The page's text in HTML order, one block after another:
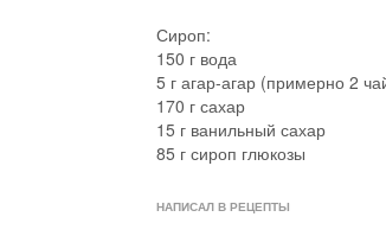
Сироп:
150 г вода
5 г агар-агар (примерно 2
170 г сахар
15 г ванильный сахар
85 г сироп глюкозы
2 белка С0
НАПИСАЛ В РЕЦЕПТЫ